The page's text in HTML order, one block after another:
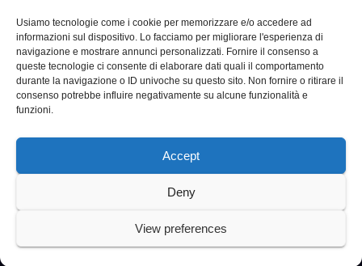
Usiamo tecnologie come i cookie per memorizzare e/o accedere ad
informazioni sul dispositivo. Lo facciamo per migliorare l'esperienza di
navigazione e mostrare annunci personalizzati. Fornire il consenso a
queste tecnologie ci consente di elaborare dati quali il comportamento
durante la navigazione o ID univoche su questo sito. Non fornire o ritirare il
consenso potrebbe influire negativamente su alcune funzionalità e
funzioni.
Accept
Deny
View preferences
Proudly powered by WordPress|Tema: Newspaperex di
Scienzastudio specialistico bracciano